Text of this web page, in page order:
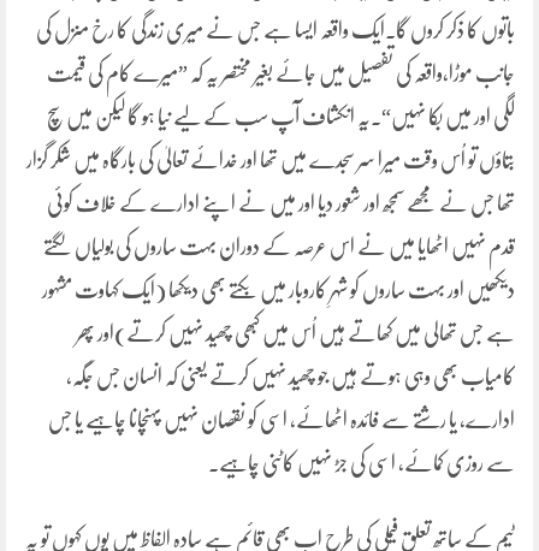
باتوں کا ذکر کروں گا۔ایک واقعہ ایسا ہے جس نے میری زندگی کا رخ منزل کی
جانب موڑا،واقعہ کی تفصیل میں جائے بغیر مختصر یہ کہ ”میرے کام کی قیمت
لگی اور میں بکا نہیں“۔یہ انکشاف آپ سب کے لیے نیا ہو گا لیکن میں سچ
بتاؤں تو اُس وقت میرا سر سجدے میں تھا اور خدائے تعالیٰ کی بارگاہ میں شکر گزار
تھا جس نے مجھے سمجھ اور شعور دیا اور میں نے اپنے ادارے کے خلاف کوئی
قدم نہیں اٹھایا میں نے اس عرصہ کے دوران بہت ساروں کی بولیاں لگتے
دیکھیں اور بہت ساروں کو شہرِ کاروبار میں بِکتے بھی دیکھا (ایک کہاوت مشہور
ہے جس تھالی میں کھاتے ہیں اُس میں کبھی چھید نہیں کرتے)اور پھر
کامیاب بھی وہی ہوتے ہیں جو چھید نہیں کرتے یعنی کہ انسان جس جگہ،
ادارے، یا رشتے سے فائدہ اٹھائے، اسی کو نقصان نہیں پہنچانا چاہیے یا جس
سے روزی کمائے، اسی کی جڑ نہیں کاٹنی چاہیے۔
ٹیم کے ساتھ تعلق فیملی کی طرح اب بھی قائم ہے سادہ الفاظ میں یوں کہوں تو یہ